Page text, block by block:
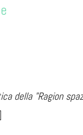
della "Ragion